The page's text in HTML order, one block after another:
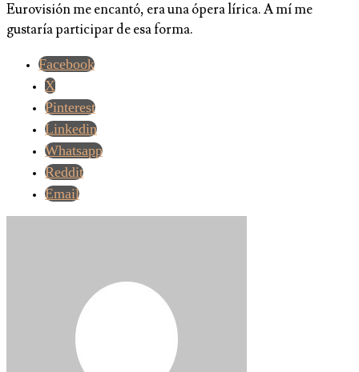
Eurovisión me encantó, era una ópera lírica. A mí me
gustaría participar de esa forma.
Facebook
X
Pinterest
Linkedin
Whatsapp
Reddit
Email